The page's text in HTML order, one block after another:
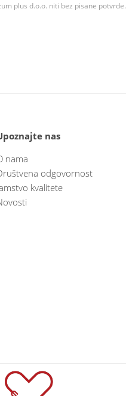
plus d.o.o. niti bez pisane potvrde.
nas
nama
odgovornost
kvalitete